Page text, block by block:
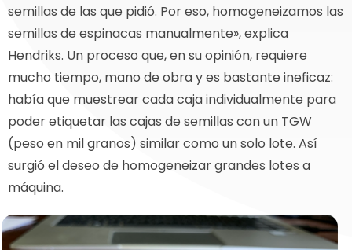
semillas de las que pidió. Por eso, homogeneizamos las
semillas de espinacas manualmente», explica
Hendriks. Un proceso que, en su opinión, requiere
mucho tiempo, mano de obra y es bastante ineficaz:
había que muestrear cada caja individualmente para
poder etiquetar las cajas de semillas con un TGW
(peso en mil granos) similar como un solo lote. Así
surgió el deseo de homogeneizar grandes lotes a
máquina.